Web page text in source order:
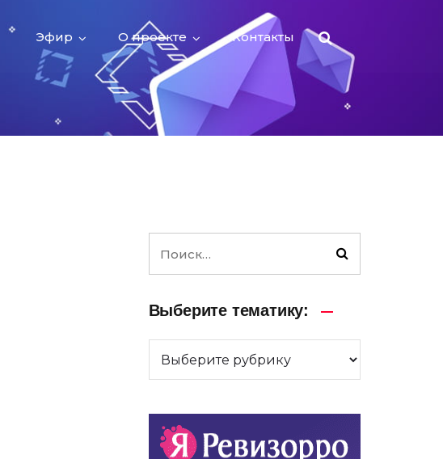
Эфир О проекте Контакты
Выберите тематику: